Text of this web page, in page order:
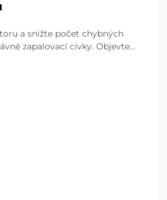
a snižte počet chybných
zapalovací cívky. Objevte
náhradními díly a způsob
vašeho vozidla. Získejte